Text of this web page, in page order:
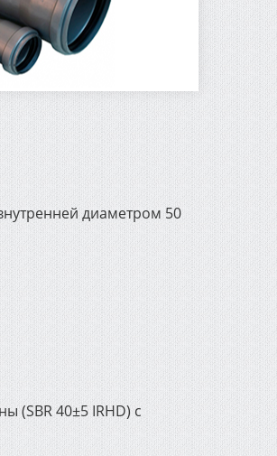
диаметром 50
(SBR 40±5 IRHD) с